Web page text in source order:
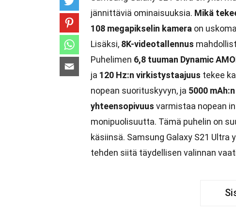
jännittäviä ominaisuuksia. Mikä
108 megapikselin kamera on
Lisäksi, 8K-videotallennus
Puhelimen 6,8 tuuman Dynamic
ja 120 Hz:n virkistystaajuus tekee
nopean suorituskyvyn, ja 5000
yhteensopivuus varmistaa nopean
monipuolisuutta. Tämä puhelin on
käsiinsä. Samsung Galaxy S21
tehden siitä täydellisen valinnan